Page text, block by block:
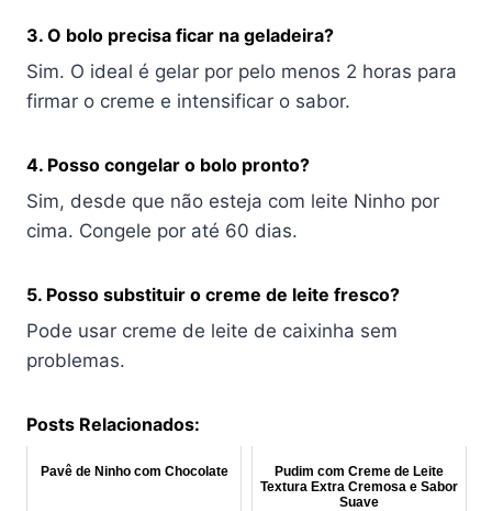
3. O bolo precisa ficar na geladeira?
Sim. O ideal é gelar por pelo menos 2 horas para
firmar o creme e intensificar o sabor.
4. Posso congelar o bolo pronto?
Sim, desde que não esteja com leite Ninho por
cima. Congele por até 60 dias.
5. Posso substituir o creme de leite fresco?
Pode usar creme de leite de caixinha sem
problemas.
Posts Relacionados:
Pavê de Ninho com Chocolate
Pudim com Creme de Leite
Textura Extra Cremosa e Sabor
Suave